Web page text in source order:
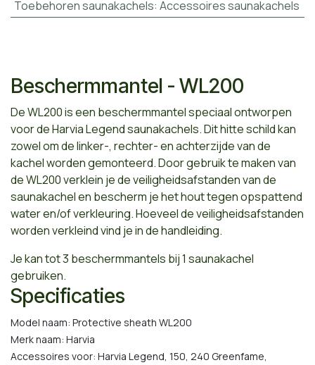
Toebehoren saunakachels: Accessoires saunakachels
Beschermmantel - WL200
De WL200 is een beschermmantel speciaal ontworpen
voor de Harvia Legend saunakachels. Dit hitte schild kan
zowel om de linker-, rechter- en achterzijde van de
kachel worden gemonteerd. Door gebruik te maken van
de WL200 verklein je de veiligheidsafstanden van de
saunakachel en bescherm je het hout tegen opspattend
water en/of verkleuring. Hoeveel de veiligheidsafstanden
worden verkleind vind je in de handleiding.
Je kan tot 3 beschermmantels bij 1 saunakachel
gebruiken.
Specificaties
Model naam: Protective sheath WL200
Merk naam: Harvia
Accessoires voor: Harvia Legend, 150, 240 Greenfame,